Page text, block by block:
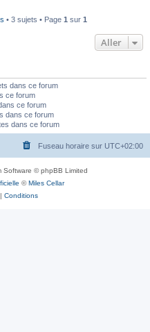
• 3 sujets • Page 1 sur 1
Aller
dans ce forum
ce forum
ce forum
dans ce forum
dans ce forum
Fuseau horaire sur UTC+02:00
Software © phpBB Limited
©Miles Cellar
| Conditions